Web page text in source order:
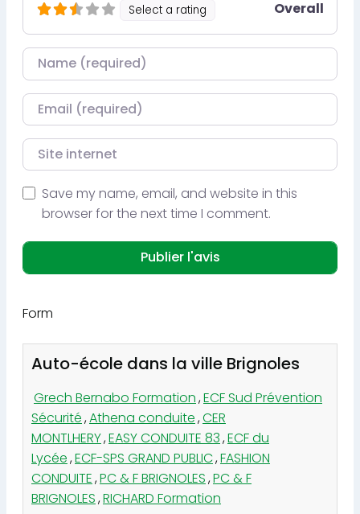
Select a rating Overall
Nom
Courriel
Site internet
Save my name, email, and website in this
browser for the next time I comment.
Form
Auto-école dans la ville Brignoles
Grech Bernabo Formation,ECF Sud Prévention
Sécurité,Athena conduite,CER
MONTLHERY,EASY CONDUITE 83,ECF du
Lycée,ECF-SPS GRAND PUBLIC,FASHION
CONDUITE,PC & F BRIGNOLES,PC & F
BRIGNOLES,RICHARD Formation